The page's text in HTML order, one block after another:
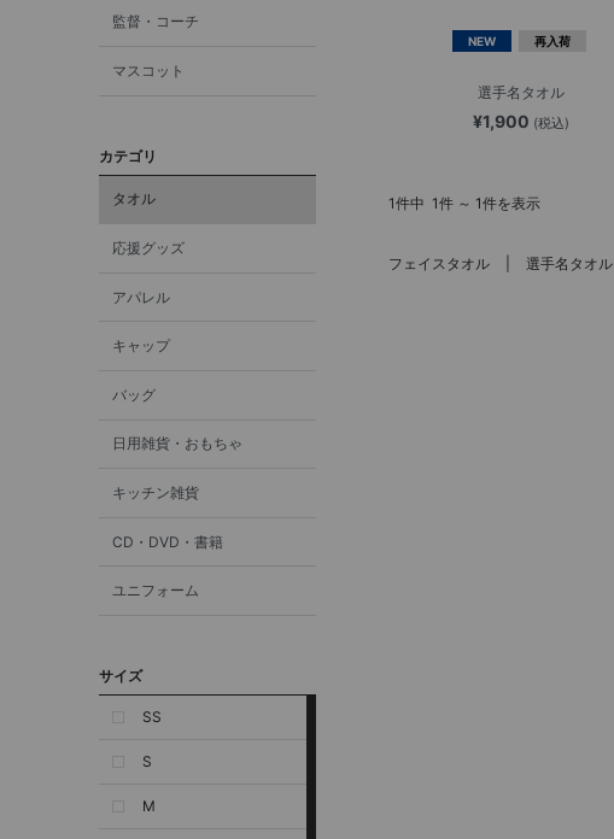
監督・コーチ
マスコット
カテゴリ
タオル
応援グッズ
アパレル
キャップ
バッグ
日用雑貨・おもちゃ
キッチン雑貨
CD・DVD・書籍
ユニフォーム
サイズ
SS
S
M
NEW 再入荷
選手名タオル
¥1,900 (税込)
1件中 1件 ～ 1件を表示
フェイスタオル 選手名タオル